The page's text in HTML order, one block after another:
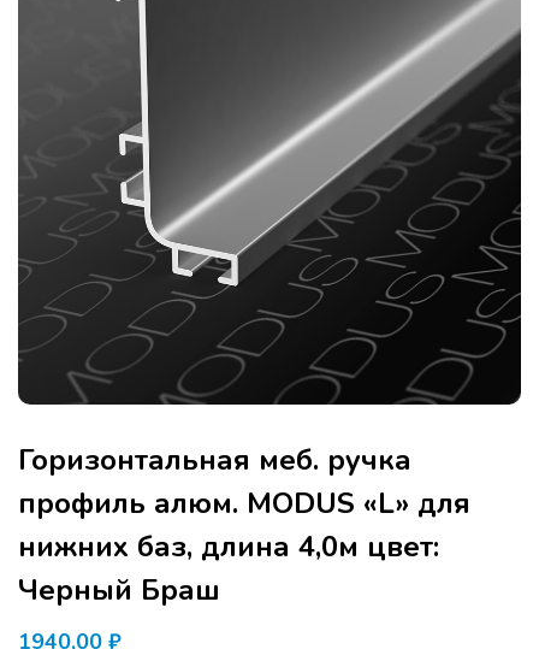
Горизонтальная меб. ручка
профиль алюм. MODUS «L» для
нижних баз, длина 4,0м цвет:
Черный Браш
1940,00 ₽